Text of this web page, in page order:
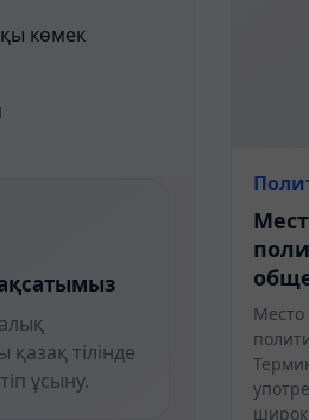
көмек
қазақ тілінде
ұсыну.
Место